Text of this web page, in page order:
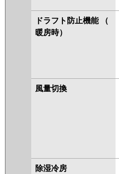
ドラフト防止機能 （
暖房時）
風量切換
除湿冷房